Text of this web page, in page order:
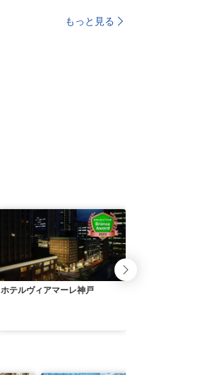
もっと見る
ホテルヴィアマーレ神戸